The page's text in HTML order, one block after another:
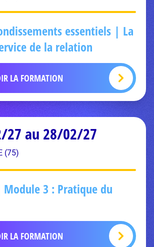
essentiels | La
de la relation
LA FORMATION
27 au 28/02/27
(75)
Module 3 : Pratique du
LA FORMATION